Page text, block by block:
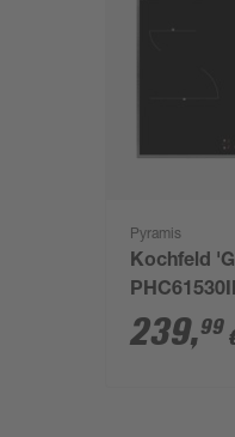
Pyramis
Kochfeld
Kochzonen
239,99